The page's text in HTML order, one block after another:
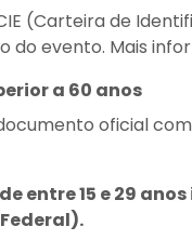
(Carteira de
do evento. Mais
a 60 anos
oficial
entre 15 e 29